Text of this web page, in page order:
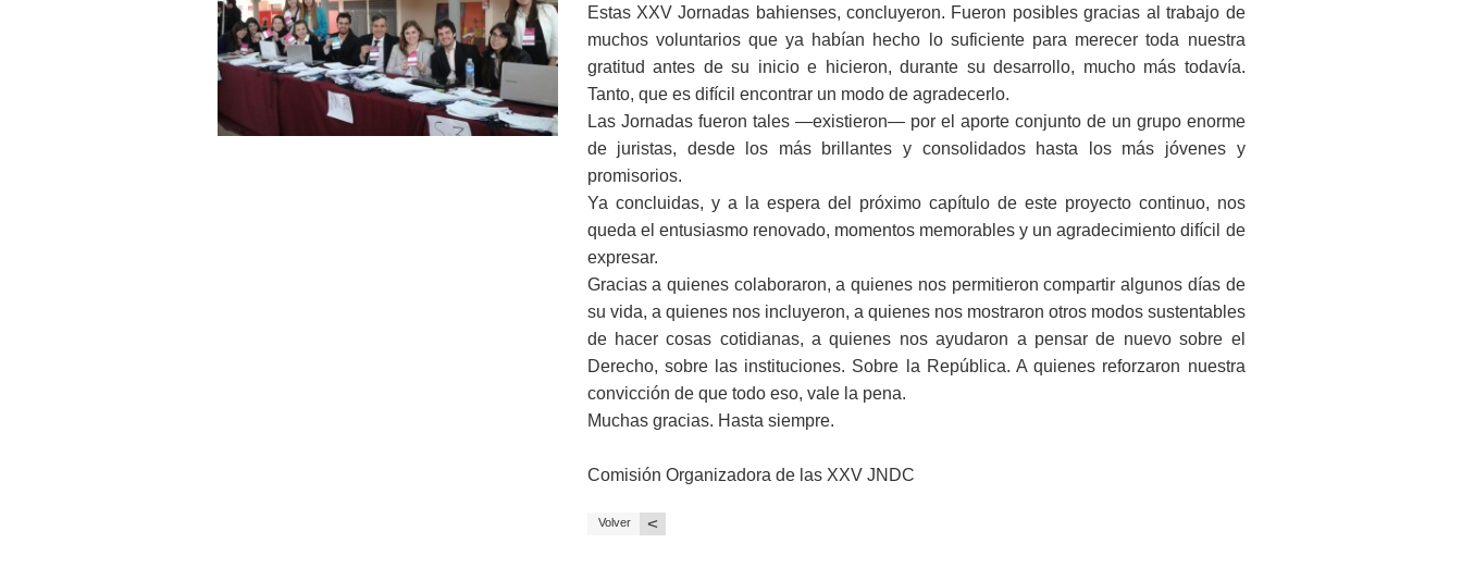
Estas XXV Jornadas bahienses, concluyeron. Fueron posibles gracias al trabajo de
muchos voluntarios que ya habían hecho lo suficiente para merecer toda nuestra
gratitud antes de su inicio e hicieron, durante su desarrollo, mucho más todavía.
Tanto, que es difícil encontrar un modo de agradecerlo.
Las Jornadas fueron tales —existieron— por el aporte conjunto de un grupo enorme
de juristas, desde los más brillantes y consolidados hasta los más jóvenes y
promisorios.
Ya concluidas, y a la espera del próximo capítulo de este proyecto continuo, nos
queda el entusiasmo renovado, momentos memorables y un agradecimiento difícil de
expresar.
Gracias a quienes colaboraron, a quienes nos permitieron compartir algunos días de
su vida, a quienes nos incluyeron, a quienes nos mostraron otros modos sustentables
de hacer cosas cotidianas, a quienes nos ayudaron a pensar de nuevo sobre el
Derecho, sobre las instituciones. Sobre la República. A quienes reforzaron nuestra
convicción de que todo eso, vale la pena.
Muchas gracias. Hasta siempre.
Comisión Organizadora de las XXV JNDC
Volver <